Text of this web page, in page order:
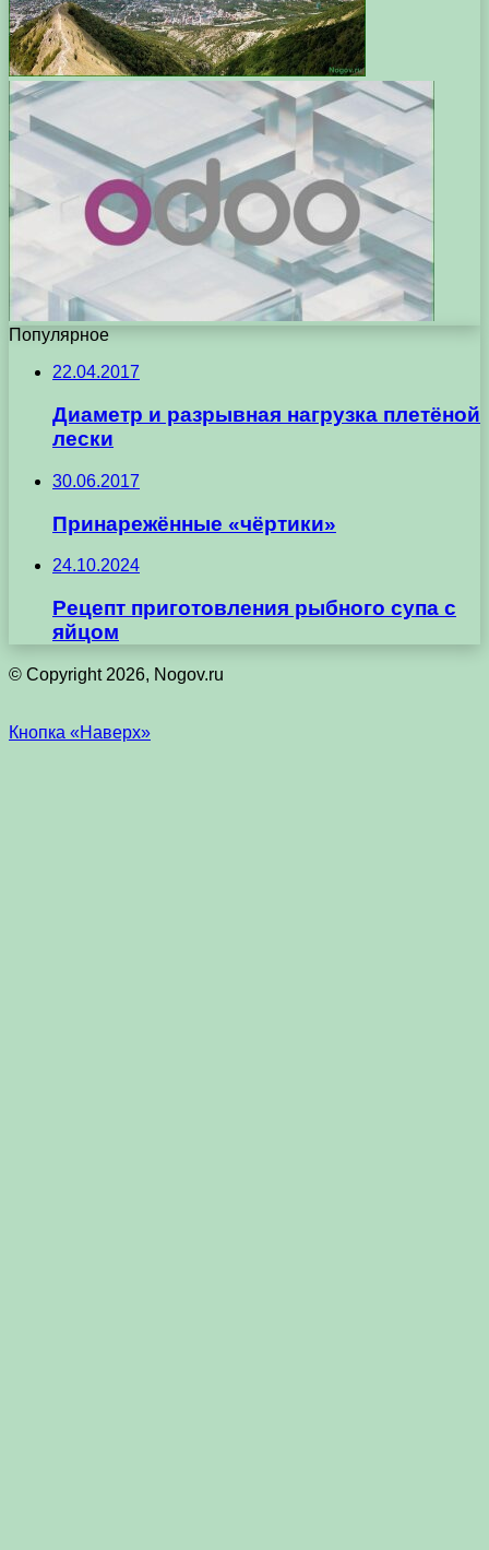
Популярное
22.04.2017
Диаметр и разрывная нагрузка плетёной
лески
30.06.2017
Принарежённые «чёртики»
24.10.2024
Рецепт приготовления рыбного супа с
яйцом
© Copyright 2026, Nogov.ru
Кнопка «Наверх»